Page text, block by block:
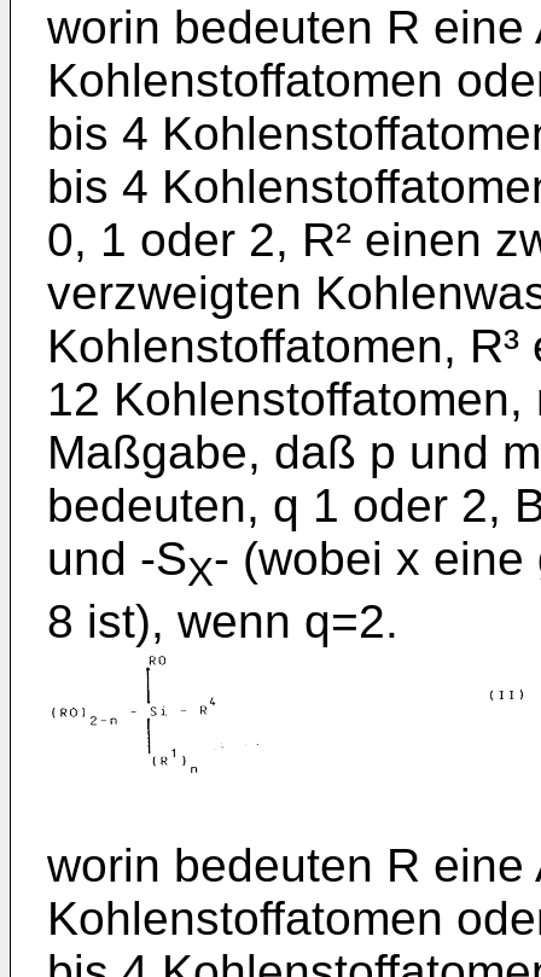
worin bedeuten R
Kohlenstoffatomen
bis 4
bis 4
0, 1 oder 2, R² einen
verzweigten
Kohlenstoffatomen,
12
Maßgabe, daß p und
bedeuten, q 1 oder 2,
und -SX- (wobei x
8 ist), wenn q=2.
worin bedeuten R
Kohlenstoffatomen